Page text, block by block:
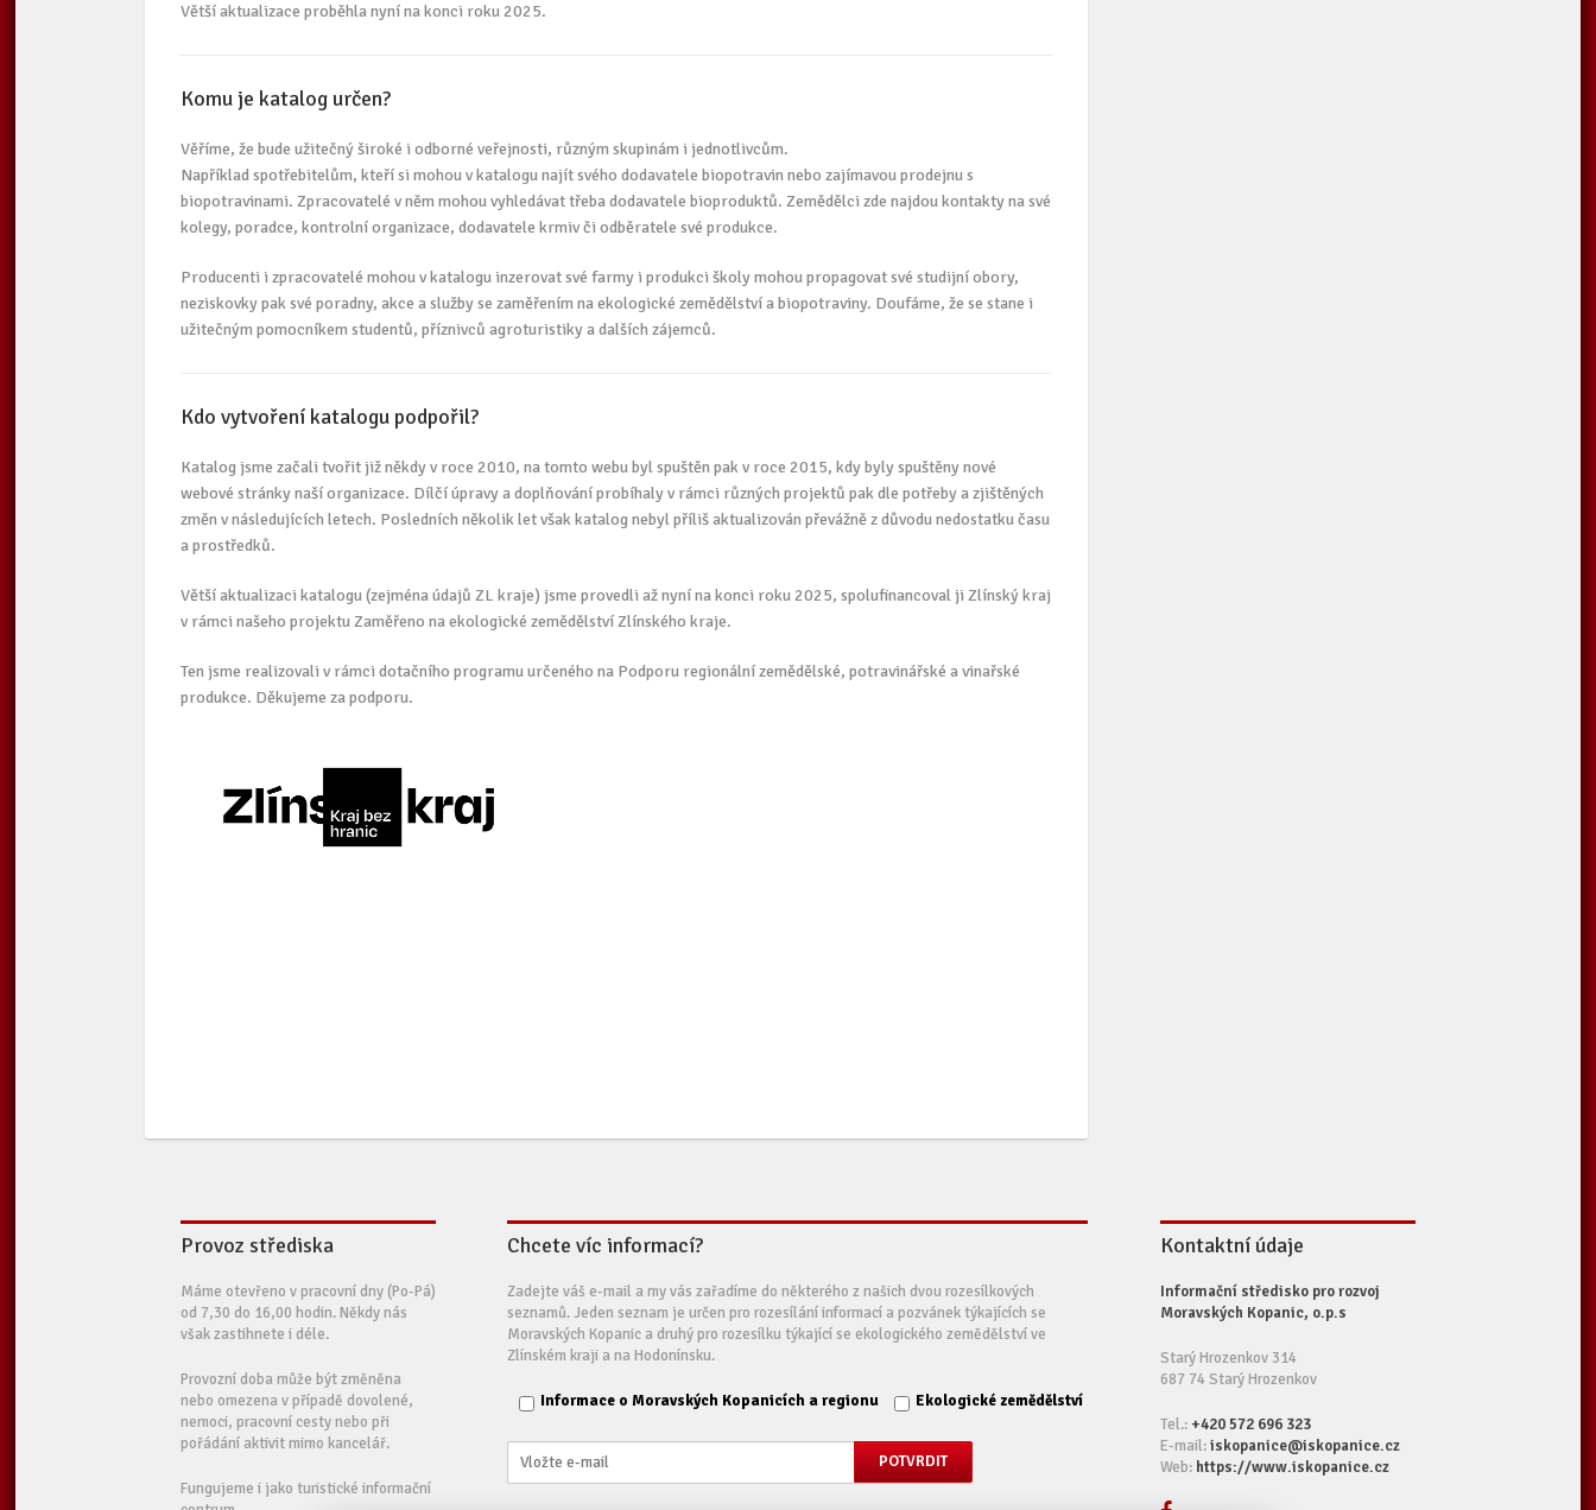
Větší aktualizace proběhla nyní na konci roku 2025.
Komu je katalog určen?
Věříme, že bude užitečný široké i odborné veřejnosti, různým skupinám i jednotlivcům.
Například spotřebitelům, kteří si mohou v katalogu najít svého dodavatele biopotravin nebo zajímavou prodejnu s
biopotravinami. Zpracovatelé v něm mohou vyhledávat třeba dodavatele bioproduktů. Zemědělci zde najdou kontakty na své
kolegy, poradce, kontrolní organizace, dodavatele krmiv či odběratele své produkce.
Producenti i zpracovatelé mohou v katalogu inzerovat své farmy i produkci školy mohou propagovat své studijní obory,
neziskovky pak své poradny, akce a služby se zaměřením na ekologické zemědělství a biopotraviny. Doufáme, že se stane i
užitečným pomocníkem studentů, příznivců agroturistiky a dalších zájemců.
Kdo vytvoření katalogu podpořil?
Katalog jsme začali tvořit již někdy v roce 2010, na tomto webu byl spuštěn pak v roce 2015, kdy byly spuštěny nové
webové stránky naší organizace. Dílčí úpravy a doplňování probíhaly v rámci různých projektů pak dle potřeby a zjištěných
změn v následujících letech. Posledních několik let však katalog nebyl příliš aktualizován převážně z důvodu nedostatku času
a prostředků.
Větší aktualizaci katalogu (zejména údajů ZL kraje) jsme provedli až nyní na konci roku 2025, spolufinancoval ji Zlínský kraj
v rámci našeho projektu Zaměřeno na ekologické zemědělství Zlínského kraje.
Ten jsme realizovali v rámci dotačního programu určeného na Podporu regionální zemědělské, potravinářské a vinařské
produkce. Děkujeme za podporu.
Provoz střediska
Máme otevřeno v pracovní dny (Po-Pá)
od 7,30 do 16,00 hodin. Někdy nás
však zastihnete i déle.
Provozní doba může být změněna
nebo omezena v případě dovolené,
nemoci, pracovní cesty nebo při
pořádání aktivit mimo kancelář.
Fungujeme i jako turistické informační
Chcete víc informací?
Zadejte váš e-mail a my vás zařadíme do některého z našich dvou rozesílkových
seznamů. Jeden seznam je určen pro rozesílání informací a pozvánek týkajících se
Moravských Kopanic a druhý pro rozesílku týkající se ekologického zemědělství ve
Zlínském kraji a na Hodonínsku.
Informace o Moravských Kopanicích a regionu Ekologické zemědělství
Kontaktní údaje
Informační středisko pro rozvoj
Moravských Kopanic, o.p.s
Starý Hrozenkov 314
687 74 Starý Hrozenkov
Tel.: +420 572 696 323
E-mail:iskopanice@iskopanice.cz
Web: https://www.iskopanice.cz